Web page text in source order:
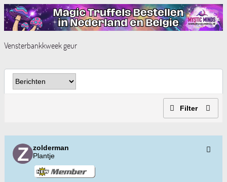
Vensterbankkweek geur
Filter
zolderman
Plantje